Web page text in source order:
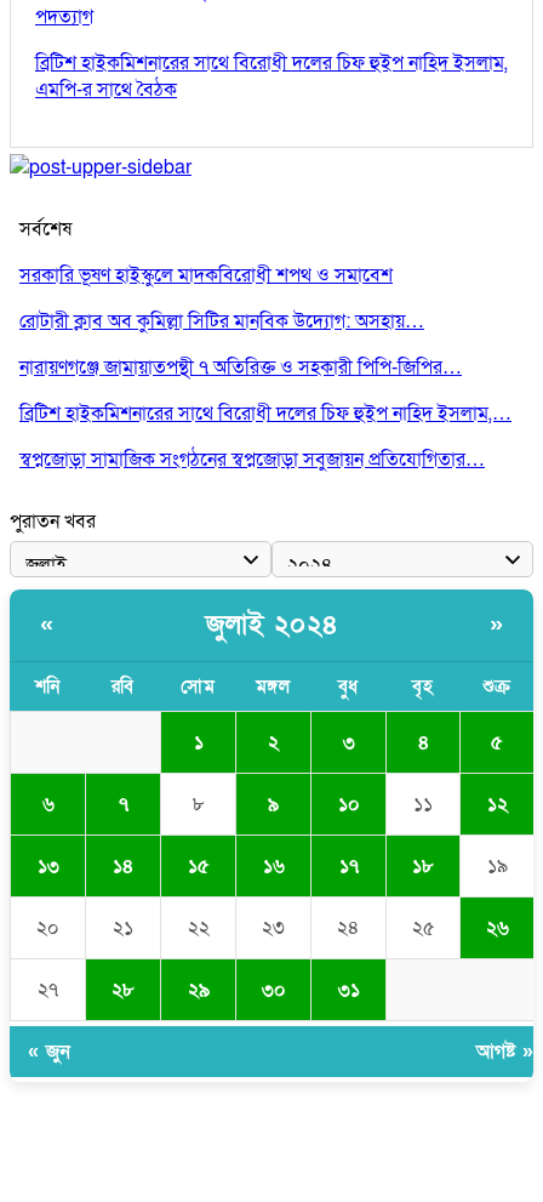
পদত্যাগ
ব্রিটিশ হাইকমিশনারের সাথে বিরোধী দলের চিফ হুইপ নাহিদ ইসলাম,
এমপি-র সাথে বৈঠক
সর্বশেষ
সরকারি ভূষণ হাইস্কুলে মাদকবিরোধী শপথ ও সমাবেশ
রোটারী ক্লাব অব কুমিল্লা সিটির মানবিক উদ্যোগ: অসহায়…
নারায়ণগঞ্জে জামায়াতপন্থী ৭ অতিরিক্ত ও সহকারী পিপি-জিপির…
ব্রিটিশ হাইকমিশনারের সাথে বিরোধী দলের চিফ হুইপ নাহিদ ইসলাম,…
স্বপ্নজোড়া সামাজিক সংগঠনের স্বপ্নজোড়া সবুজায়ন প্রতিযোগিতার…
পুরাতন খবর
« জুলাই ২০২৪ »
শনি রবি সোম মঙ্গল বুধ বৃহ শুক্র
১ ২ ৩ ৪ ৫
৬ ৭ ৮ ৯ ১০ ১১ ১২
১৩ ১৪ ১৫ ১৬ ১৭ ১৮ ১৯
২০ ২১ ২২ ২৩ ২৪ ২৫ ২৬
২৭ ২৮ ২৯ ৩০ ৩১
« জুন আগষ্ট »